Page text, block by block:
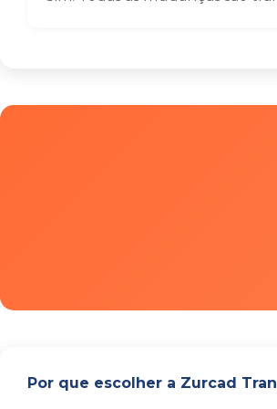
Por que escolher a Zurcad